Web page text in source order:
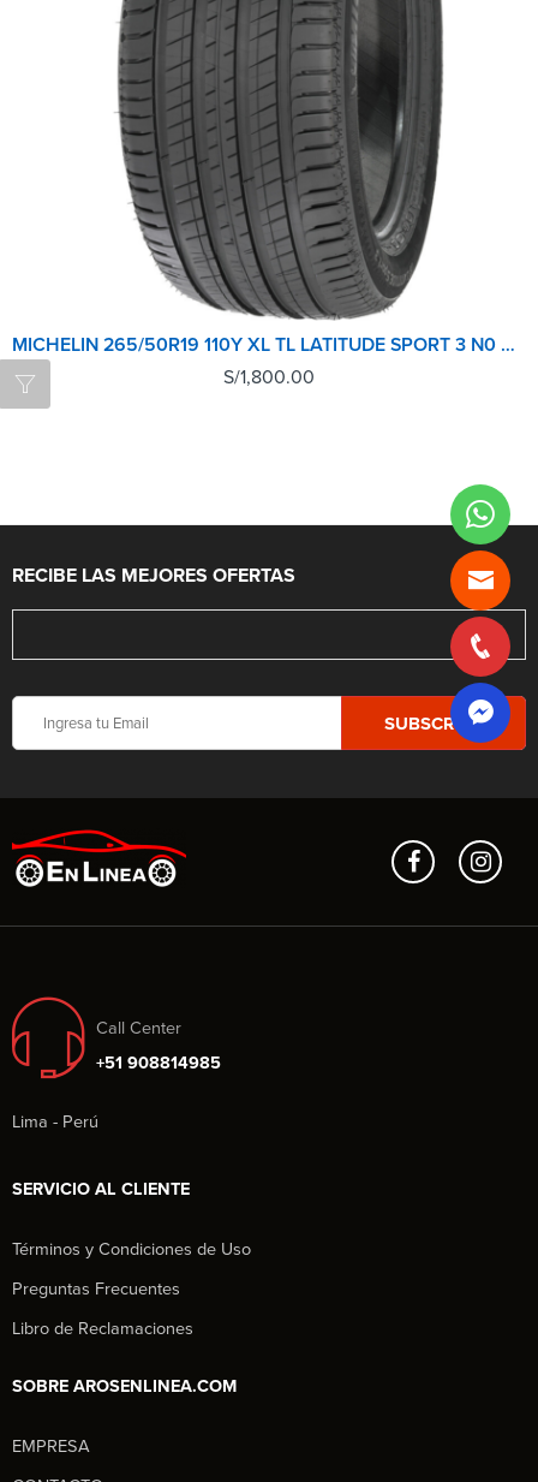
MICHELIN 265/50R19 110Y XL TL LATITUDE SPORT 3 N0 GRNX
S/1,800.00
RECIBE LAS MEJORES OFERTAS
Call Center
+51 908814985
Lima - Perú
SERVICIO AL CLIENTE
Términos y Condiciones de Uso
Preguntas Frecuentes
Libro de Reclamaciones
SOBRE AROSENLINEA.COM
EMPRESA